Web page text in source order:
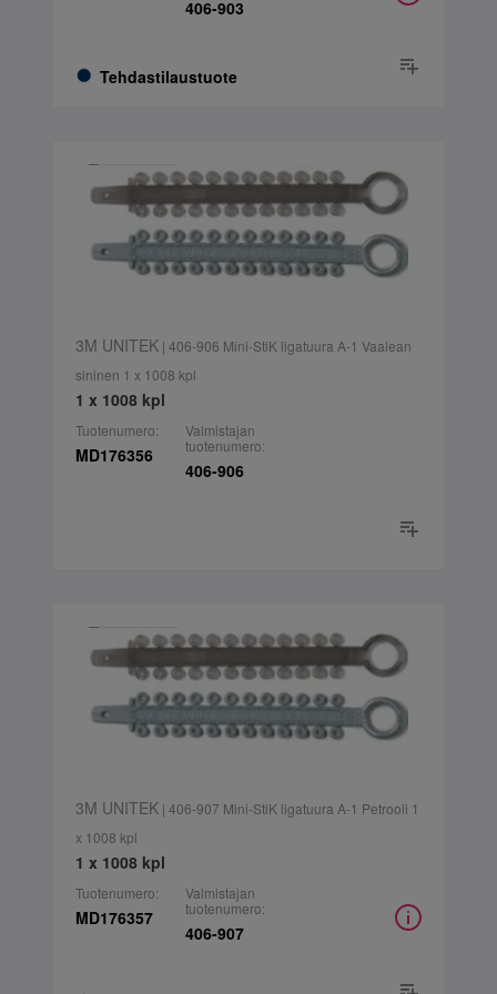
Tehdastilaustuote
406-903
3M UNITEK| 406-906 Mini-StiK ligatuura A-1 Vaalean
sininen 1 x 1008 kpl
1 x 1008 kpl
Tuotenumero:
MD176356
Valmistajan
tuotenumero:
406-906
3M UNITEK| 406-907 Mini-StiK ligatuura A-1 Petrooli 1
x 1008 kpl
1 x 1008 kpl
Tuotenumero:
MD176357
Valmistajan
tuotenumero:
406-907